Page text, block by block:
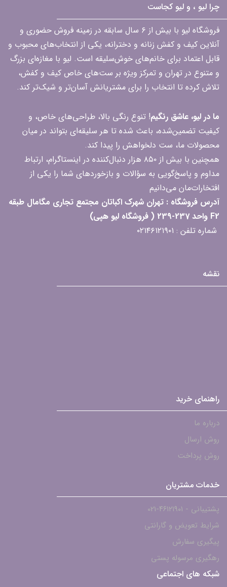
چرا لیو ، و لیو کجاست
فروشگاه لیو با بیش از ۶ سال سابقه در زمینه فروش حضوری و
آنلاین کیف و کفش زنانه و دخترانه، یکی از انتخاب‌های محبوب و
قابل اعتماد برای خانم‌های خوش‌سلیقه است. لیو با مغازه‌ای بزرگ
و متنوع در تهران و تمرکز ویژه بر ست‌های خاص کیف و کفش،
تلاش کرده تا انتخاب را برای مشتریانش آسان‌تر و شیک‌تر کند.
ما در لیو، عاشق رنگیم! تنوع رنگی بالا، طراحی‌های خاص، و
کیفیت تضمین‌شده، باعث شده تا هر سلیقه‌ای بتواند در میان
محصولات ما، ست دلخواهش را پیدا کند.
همچنین با بیش از ۸۵۰ هزار دنبال‌کننده در اینستاگرام، ارتباط
مداوم و پاسخ‌گویی به سؤالات و بازخوردهای شما را یکی از
افتخارات‌مان می‌دانیم
آدرس فروشگاه : تهران شهرک اکباتان مجتمع تجاری مگامال طبقه
F2 واحد 237-239 ( فروشگاه لیو هپی)
شماره تلفن : ۰۲۱۴۶۱۲۱۹۰۱
نقشه
راهنمای خرید
درباره ما
روش ارسال
روش پرداخت
خدمات مشتریان
پشتیبانی - ۴۶۱۲۱۹۰۱-021
شرایط تعویض و گارانتی
پیگیری سفارش
رهگیری مرسوله پستی
شبکه های اجتماعی